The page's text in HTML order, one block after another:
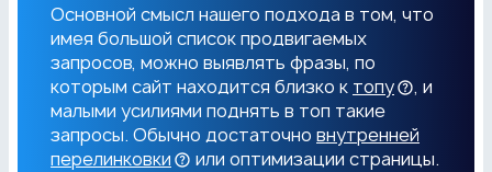
Основной смысл нашего подхода в том, что
имея большой список продвигаемых
запросов, можно выявлять фразы, по
которым сайт находится близко к топу
, и
малыми усилиями поднять в топ такие
запросы. Обычно достаточно внутренней
перелинковки
или оптимизации страницы.